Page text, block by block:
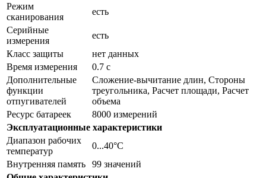
Режим
сканирования
есть
Серийные
измерения
есть
Класс защиты
нет данных
Время измерения
0.7 c
Дополнительные
функции
отпугивателей
Сложение-вычитание длин, Стороны
треугольника, Расчет площади, Расчет
объема
Ресурс батареек
8000 измерений
Эксплуатационные характеристики
Диапазон рабочих
температур
0...40°C
Внутренняя память
99 значений